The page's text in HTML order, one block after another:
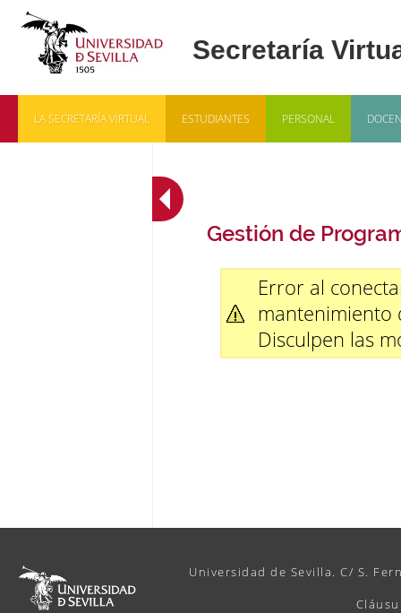
LA SECRETARÍA VIRTUAL ESTUDIANTES PERSONAL
Gestión de
Error al
mantenimiento
Disculpen las
Universidad de Sevilla. C/ S.